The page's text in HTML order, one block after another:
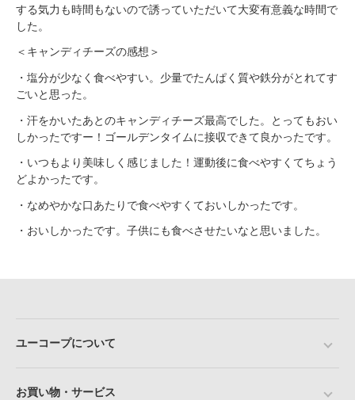
する気力も時間もないので誘っていただいて大変有意義な時間で
した。
＜キャンディチーズの感想＞
・塩分が少なく食べやすい。少量でたんぱく質や鉄分がとれてす
ごいと思った。
・汗をかいたあとのキャンディチーズ最高でした。とってもおい
しかったですー！ゴールデンタイムに接収できて良かったです。
・いつもより美味しく感じました！運動後に食べやすくてちょう
どよかったです。
・なめやかな口あたりで食べやすくておいしかったです。
・おいしかったです。子供にも食べさせたいなと思いました。
ユーコープについて
お買い物・サービス